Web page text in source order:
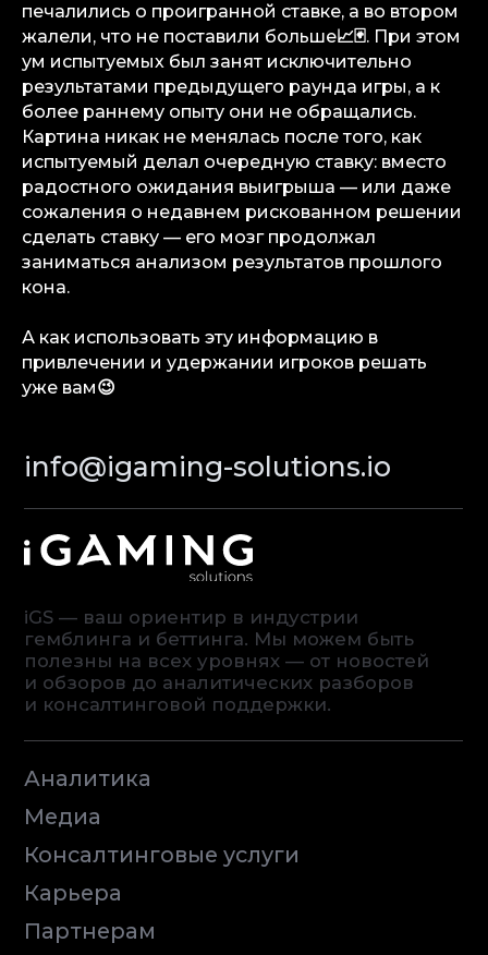
печалились о проигранной ставке, а во втором
жалели, что не поставили больше📈🃏. При этом
ум испытуемых был занят исключительно
результатами предыдущего раунда игры, а к
более раннему опыту они не обращались.
Картина никак не менялась после того, как
испытуемый делал очередную ставку: вместо
радостного ожидания выигрыша — или даже
сожаления о недавнем рискованном решении
сделать ставку — его мозг продолжал
заниматься анализом результатов прошлого
кона.
А как использовать эту информацию в
привлечении и удержании игроков решать
уже вам😉
iGS — ваш ориентир в индустрии
гемблинга и беттинга. Мы можем быть
полезны на всех уровнях — от новостей
и обзоров до аналитических разборов
Аналитика
Медиа
Консалтинговые услуги
Контакты
Terms of Service
Privacy Policy
© iGaming Solutions, 2026
Карьера
Партнерам